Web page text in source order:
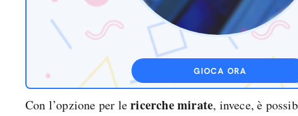
GIOCA ORA
Con l’opzione per lericerche mirate, invece, è